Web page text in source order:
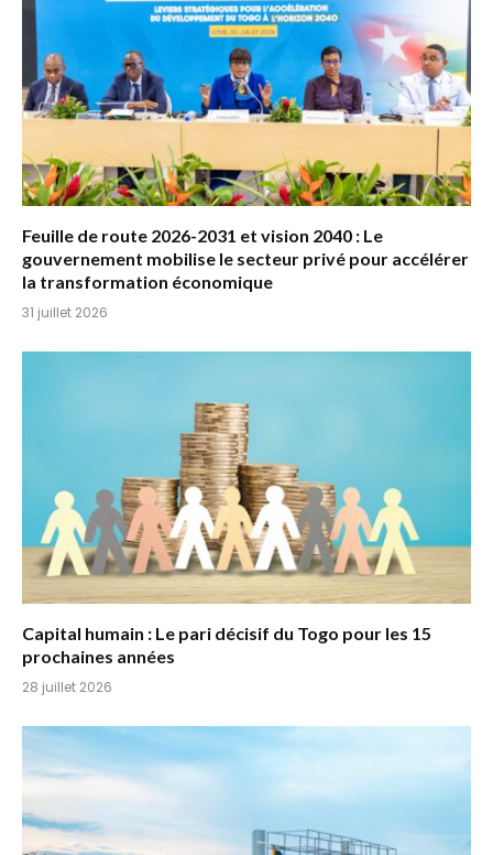
Feuille de route 2026-2031 et vision 2040 : Le
gouvernement mobilise le secteur privé pour accélérer
la transformation économique
31 juillet 2026
Capital humain : Le pari décisif du Togo pour les 15
prochaines années
28 juillet 2026